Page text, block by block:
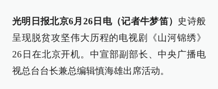
光明日报北京6月26日电（记者牛梦笛） 史诗般
呈现脱贫攻坚伟大历程的电视剧《山河锦绣》
26日在北京开机。中宣部副部长、中央广播电
视总台台长兼总编辑慎海雄出席活动。